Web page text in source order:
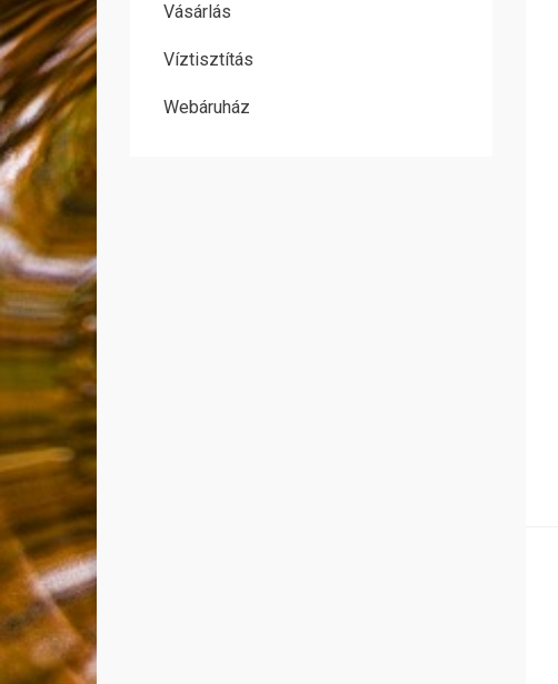
Vásárlás
Víztisztítás
Webáruház